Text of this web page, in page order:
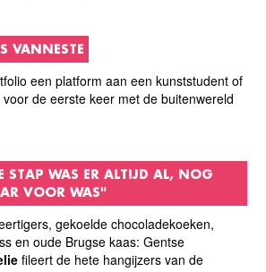
VANNESTE
een platform aan een kunststudent of
de eerste keer met de buitenwereld
STAP WAS ER ALTIJD AL, NOG
VOOR WAS"
gekoelde chocoladekoeken,
en oude Brugse kaas: Gentse
fileert de hete hangijzers van de